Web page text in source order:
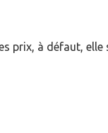
prix, à défaut,